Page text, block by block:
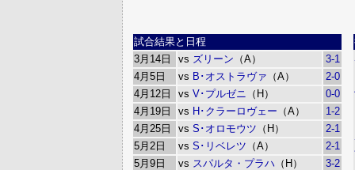
試合結果と日程
3月14日
vs ズリーン （A）
3-1
4月5日
vs B･オストラヴァ （A）
2-0
4月12日
vs V･プルゼニ （H）
0-0
4月19日
vs H･クラーロヴェー （A）
1-2
4月25日
vs S･オロモウツ （H）
2-1
5月2日
vs S･リベレツ （A）
2-1
5月9日
vs スパルタ・プラハ （H）
3-2